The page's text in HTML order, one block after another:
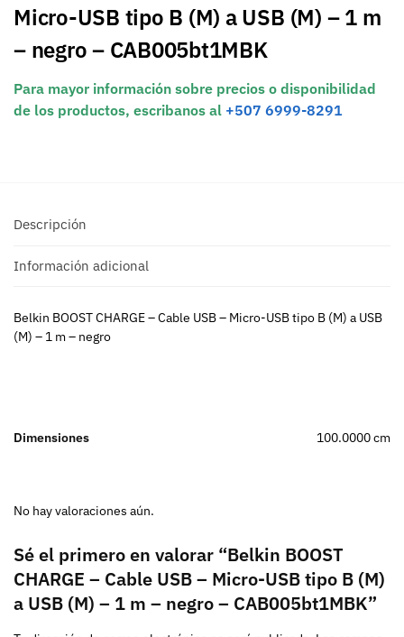
Micro-USB tipo B (M) a USB (M) – 1 m
– negro – CAB005bt1MBK
Para mayor información sobre precios o disponibilidad
de los productos, escribanos al +507 6999-8291
Descripción
Información adicional
Belkin BOOST CHARGE – Cable USB – Micro-USB tipo B (M) a USB
(M) – 1 m – negro
Dimensiones 100.0000 cm
No hay valoraciones aún.
Sé el primero en valorar “Belkin BOOST
CHARGE – Cable USB – Micro-USB tipo B (M)
a USB (M) – 1 m – negro – CAB005bt1MBK”